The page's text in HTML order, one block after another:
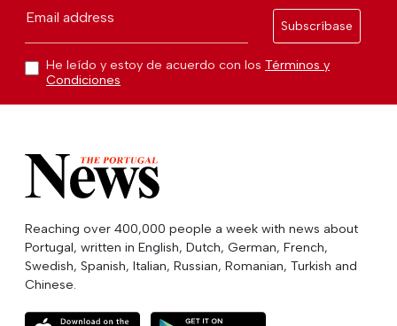
Email address
Subscríbase
He leído y estoy de acuerdo con los Términos y
Condiciones
Reaching over 400,000 people a week with news about
Portugal, written in English, Dutch, German, French,
Swedish, Spanish, Italian, Russian, Romanian, Turkish and
Chinese.